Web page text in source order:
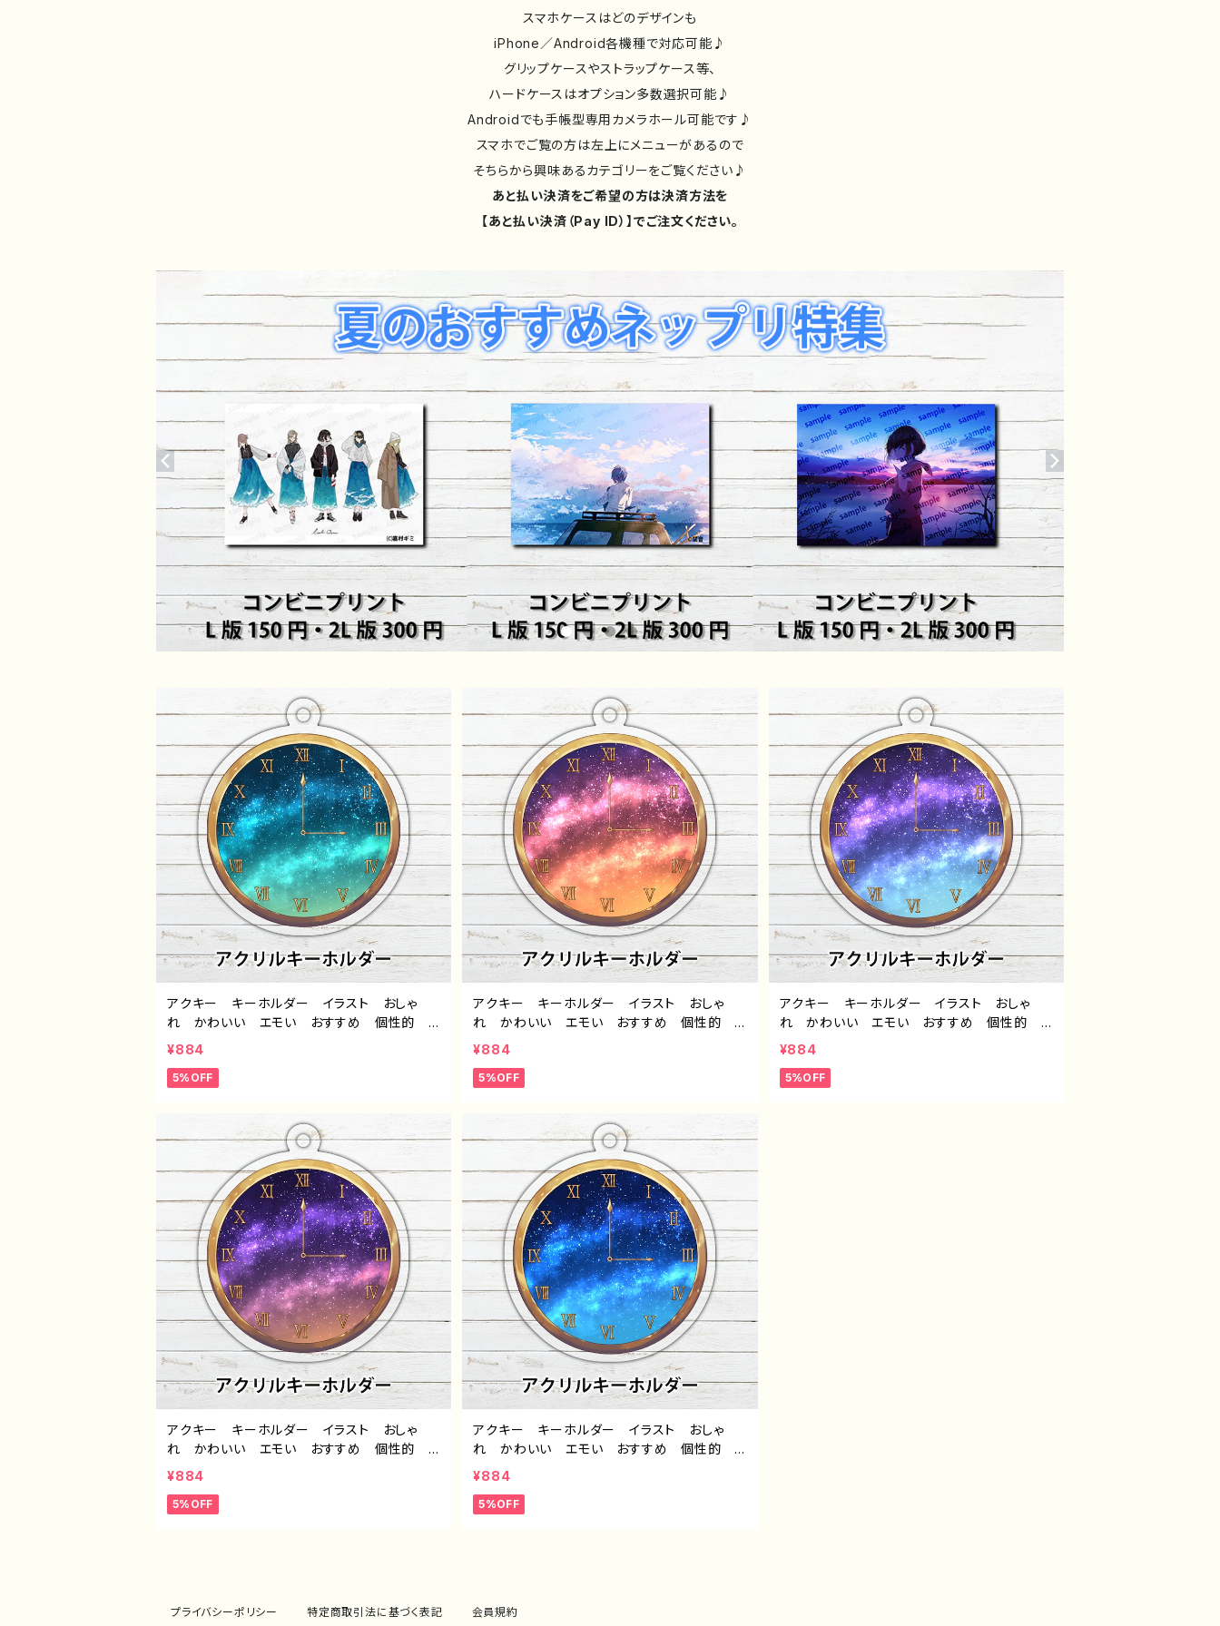
スマホケースはどのデザインも
iPhone／Android各機種で対応可能♪
グリップケースやストラップケース等、
ハードケースはオプション多数選択可能♪
Androidでも手帳型専用カメラホール可能です♪
スマホでご覧の方は左上にメニューがあるので
そちらから興味あるカテゴリーをご覧ください♪
あと払い決済をご希望の方は決済方法を
【あと払い決済（Pay ID）】でご注文ください。
アクキー キーホルダー イラスト おしゃ
れ かわいい エモい おすすめ 個性的
綺麗 人気 イラストレーター クリエイタ
イトル：「夜明けの時計」 作：星灯れぬ F-5
¥884
5%OFF
アクキー キーホルダー イラスト おしゃ
れ かわいい エモい おすすめ 個性的
綺麗 人気 イラストレーター クリエイタ
イトル：「黄昏の時計」 作：星灯れぬ F-5
¥884
5%OFF
アクキー キーホルダー イラスト おしゃ
れ かわいい エモい おすすめ 個性的
綺麗 人気 イラストレーター クリエイタ
イトル：「星夜の時計」 作：星灯れぬ F-5
¥884
5%OFF
アクキー キーホルダー イラスト おしゃ
れ かわいい エモい おすすめ 個性的
綺麗 人気 イラストレーター クリエイタ
イトル：「闇夜の時計」 作：星灯れぬ F-5
¥884
5%OFF
アクキー キーホルダー イラスト おしゃ
れ かわいい エモい おすすめ 個性的
綺麗 人気 イラストレーター クリエイタ
イトル：「夜更けの時計」 作：星灯れぬ F-5
¥884
5%OFF
プライバシーポリシー 特定商取引法に基づく表記 会員規約